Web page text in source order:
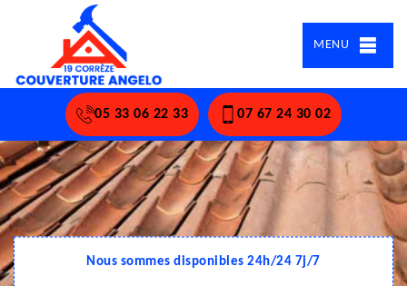
MENU
05 33 06 22 33 07 67 24 30 02
Nous sommes disponibles 24h/24 7j/7